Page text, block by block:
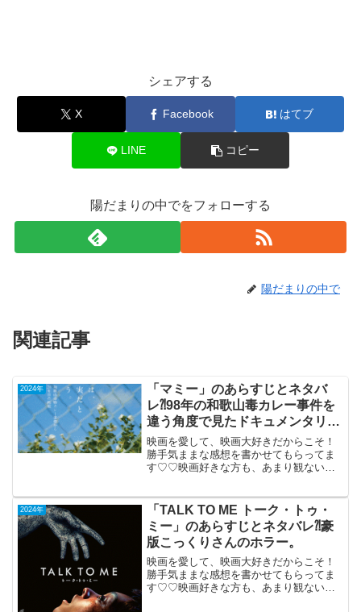
シェアする
X Facebook はてブ
LINE コピー
陽だまりの中でをフォローする
陽だまりの中で
関連記事
2024年
「マミー」のあらすじとネタバ
レ⁈98年の和歌山毒カレー事件を
違う角度で見たドキュメンタリ
ー。
映画を愛して、映画大好きだからこそ！
勝手気ままな感想を書かせてもらってま
す♡♡映画好きな方も、あまり観ない方
レー事件を違う角度で見たドキュメンタ
リー。...
2024年
「TALK TO ME トーク・トゥ・
ミー」のあらすじとネタバレ⁈豪
版こっくりさんのホラー。
映画を愛して、映画大好きだからこそ！
勝手気ままな感想を書かせてもらってま
す♡♡映画好きな方も、あまり観ない方